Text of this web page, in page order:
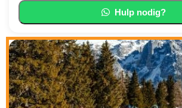
Hulp nodig?